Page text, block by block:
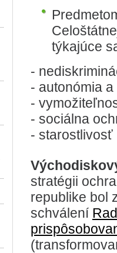
týkajúce
-
- autonómia
-
- sociálna
- starostlivosť
stratégii
republike bol
schválení